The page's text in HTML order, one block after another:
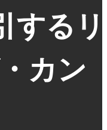
するリ
カン